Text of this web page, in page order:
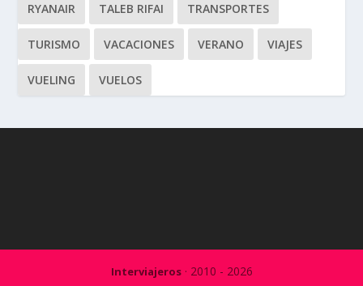
RYANAIR TALEB RIFAI TRANSPORTES
TURISMO VACACIONES VERANO VIAJES
VUELING VUELOS
Interviajeros· 2010 - 2026